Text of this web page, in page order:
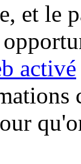
et le
activé